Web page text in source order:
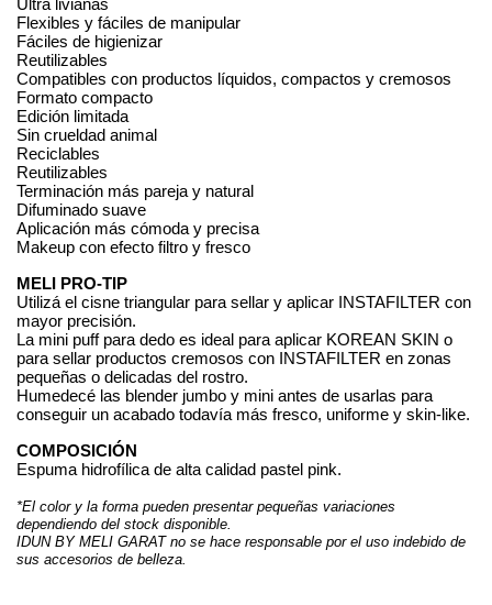
Ultra livianas
Flexibles y fáciles de manipular
Fáciles de higienizar
Reutilizables
Compatibles con productos líquidos, compactos y cremosos
Formato compacto
Edición limitada
Sin crueldad animal
Reciclables
Reutilizables
Terminación más pareja y natural
Difuminado suave
Aplicación más cómoda y precisa
Makeup con efecto filtro y fresco
MELI PRO-TIP
Utilizá el cisne triangular para sellar y aplicar INSTAFILTER con
mayor precisión.
La mini puff para dedo es ideal para aplicar KOREAN SKIN o
para sellar productos cremosos con INSTAFILTER en zonas
pequeñas o delicadas del rostro.
Humedecé las blender jumbo y mini antes de usarlas para
conseguir un acabado todavía más fresco, uniforme y skin-like.
COMPOSICIÓN
Espuma hidrofílica de alta calidad pastel pink.
*El color y la forma pueden presentar pequeñas variaciones
dependiendo del stock disponible.
IDUN BY MELI GARAT no se hace responsable por el uso indebido de
sus accesorios de belleza.